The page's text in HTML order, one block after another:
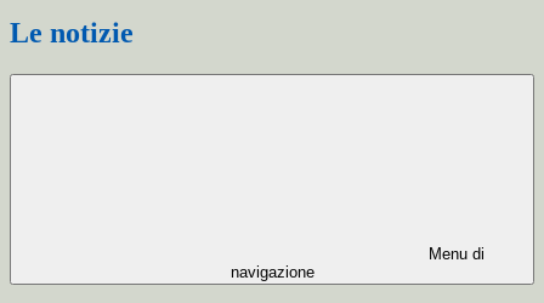
Le notizie
Menu di
navigazione